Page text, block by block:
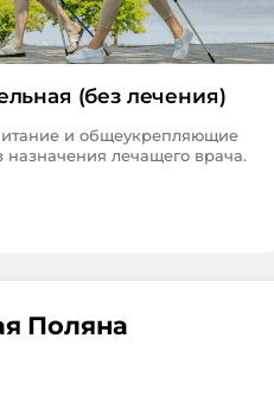
(без лечения)
и общеукрепляющие
назначения лечащего врача.
Поляна